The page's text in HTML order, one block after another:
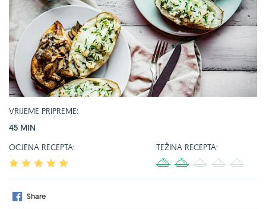
VRIJEME PRIPREME:
45 MIN
OCJENA RECEPTA:
2 3 4
TEŽINA RECEPTA:
4
Share